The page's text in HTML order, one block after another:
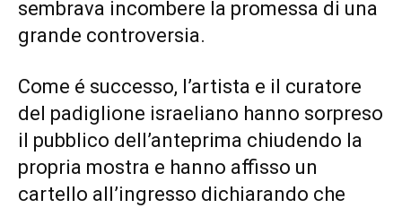
sembrava incombere la promessa di una
grande controversia.
Come é successo, l’artista e il curatore
del padiglione israeliano hanno sorpreso
il pubblico dell’anteprima chiudendo la
propria mostra e hanno affisso un
cartello all’ingresso dichiarando che